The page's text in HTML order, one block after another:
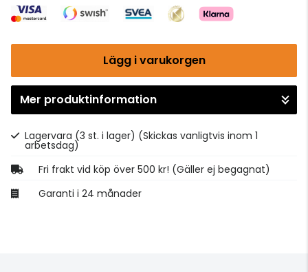
Lägg i varukorgen
Gå till kassan
Mer produktinformation
Lagervara (3 st. i lager) (Skickas vanligtvis inom 1
arbetsdag)
Fri frakt vid köp över 500 kr! (Gäller ej begagnat)
Garanti i 24 månader